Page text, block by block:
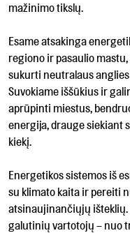
mažinimo tikslų.
Esame atsakinga
regiono ir pasaulio
sukurti neutralaus
Suvokiame iššūkius ir
aprūpinti miestus,
energija, drauge siekiant
kiekį.
Energetikos sistemos iš
su klimato kaita ir pereiti
atsinaujinančiųjų išteklių.
galutinių vartotojų – nuo